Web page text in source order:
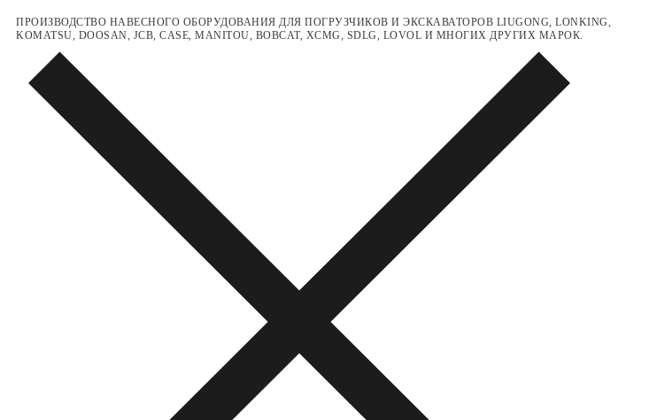
Перейти
содержимому
Меню
Закрыть
ПРОИЗВОДСТВО НАВЕСНОГО ОБОРУДОВАНИЯ ДЛЯ ПОГРУЗЧИКОВ И ЭКСКАВАТОРОВ LIUGONG, LONKING,
KOMATSU, DOOSAN, JCB, CASE, MANITOU, BOBCAT, XCMG, SDLG, LOVOL И МНОГИХ ДРУГИХ МАРОК.